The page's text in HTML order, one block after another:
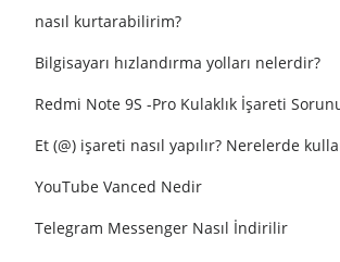
nasıl kurtarabilirim?
Bilgisayarı hızlandırma yolları nelerdir?
Redmi Note 9S -Pro Kulaklık İşareti
Et (@) işareti nasıl yapılır? Nerelerde
YouTube Vanced Nedir
Telegram Messenger Nasıl İndirilir